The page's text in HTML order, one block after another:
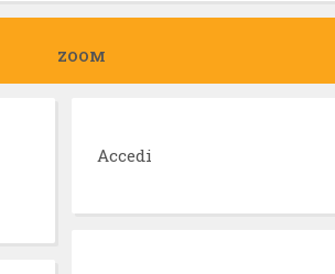
ZOOM
Accedi